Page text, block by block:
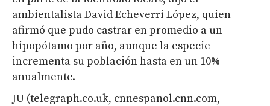
ambientalista David Echeverri López, quien
afirmó que pudo castrar en promedio a un
hipopótamo por año, aunque la especie
incrementa su población hasta en un 10%
anualmente.
JU (telegraph.co.uk, cnnespanol.cnn.com,